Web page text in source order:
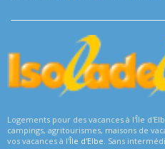
Logements pour des vacances à l'Île
campings, agritourismes, maisons de
vos vacances à l'Île d'Elbe . Sans